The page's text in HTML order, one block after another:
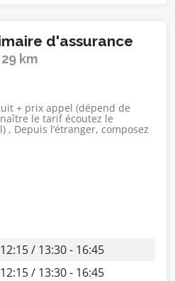
d'assurance
km
+ prix appel (dépend de
le tarif écoutez le
, Depuis l’étranger, composez
/ 13:30 - 16:45
/ 13:30 - 16:45